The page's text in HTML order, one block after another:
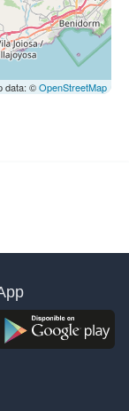
data: ©OpenStreetMap